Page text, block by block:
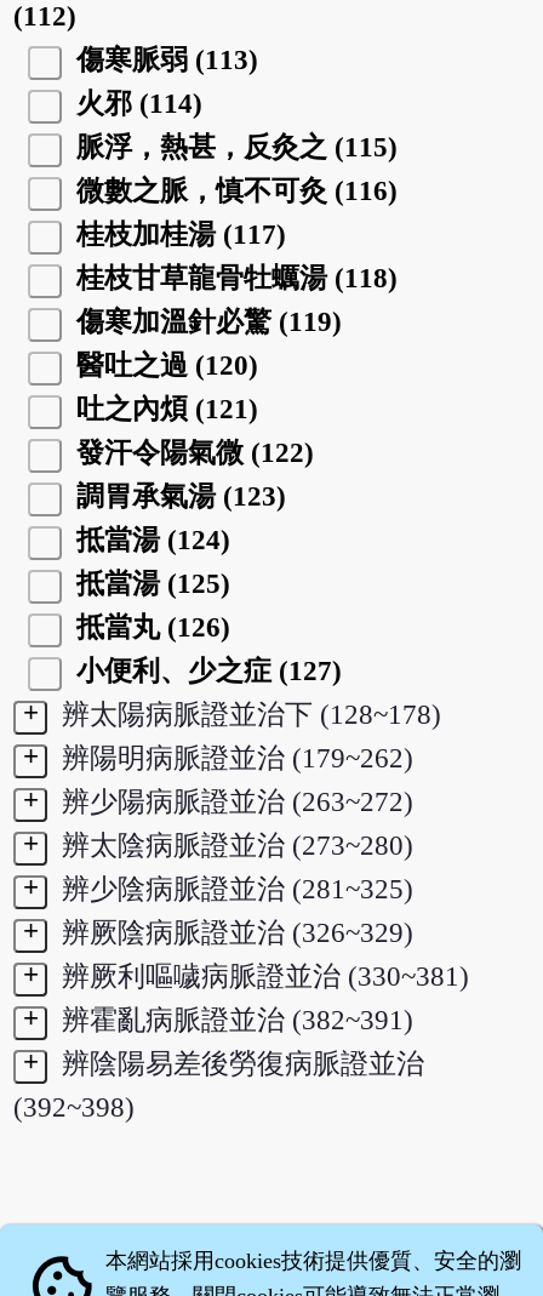
(112)
傷寒脈弱 (113)
火邪 (114)
脈浮，熱甚，反灸之 (115)
微數之脈，慎不可灸 (116)
桂枝加桂湯 (117)
桂枝甘草龍骨牡蠣湯 (118)
傷寒加溫針必驚 (119)
醫吐之過 (120)
吐之內煩 (121)
發汗令陽氣微 (122)
調胃承氣湯 (123)
抵當湯 (124)
抵當湯 (125)
抵當丸 (126)
小便利、少之症 (127)
+
辨太陽病脈證並治下 (128~178)
+
辨陽明病脈證並治 (179~262)
+
辨少陽病脈證並治 (263~272)
+
辨太陰病脈證並治 (273~280)
+
辨少陰病脈證並治 (281~325)
+
辨厥陰病脈證並治 (326~329)
+
辨厥利嘔噦病脈證並治 (330~381)
+
辨霍亂病脈證並治 (382~391)
+
辨陰陽易差後勞復病脈證並治
(392~398)
本網站採用cookies技術提供優質、安全的瀏